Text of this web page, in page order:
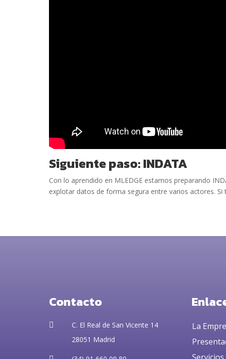
Siguiente paso: INDATA
Con lo aprendido en MLEDGE estamos preparando
explotar datos de forma segura entre varios actores.
Contacto

C. El Real de San Vicente 14
28051 Madrid
La
Servicios